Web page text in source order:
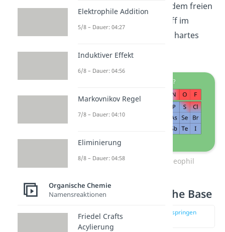
hierbei nur das Atom mit dem freien
Elektronenpaar. Sauerstoff im
Ethanolat ist also eher ein hartes
Nukleophil.
Ethanolat – hartes Nukleophil
Starke und schwache Base
zur Stelle im Video springen
(03:23)
Elektrophile Addition
5/8 – Dauer: 04:27
Induktiver Effekt
6/8 – Dauer: 04:56
Markovnikov Regel
7/8 – Dauer: 04:10
Eliminierung
8/8 – Dauer: 04:58
Organische Chemie
Namensreaktionen
Friedel Crafts
Acylierung